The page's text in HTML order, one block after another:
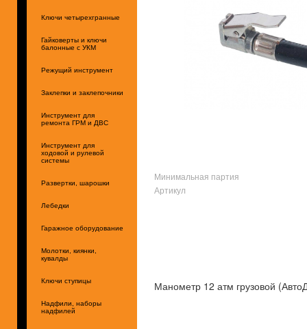
Ключи четырехгранные
Гайковерты и ключи
балонные с УКМ
Режущий инструмент
Заклепки и заклепочники
Инструмент для
ремонта ГРМ и ДВС
Инструмент для
ходовой и рулевой
системы
Развертки, шарошки
Лебедки
Гаражное оборудование
Молотки, киянки,
кувалды
Ключи ступицы
Надфили, наборы
надфилей
Минимальная партия
Артикул
Манометр 12 атм грузовой